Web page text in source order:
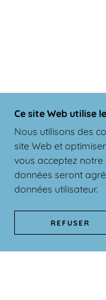
Ce site Web utilise
Nous utilisons des
site Web et
vous acceptez notre
données seront
données utilisateur.
REFUSER